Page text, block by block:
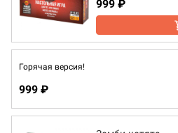
999 ₽
Горячая версия!
999 ₽